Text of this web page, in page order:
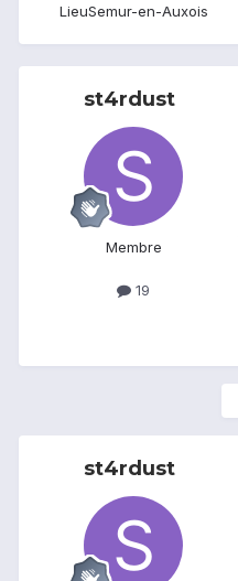
LieuSemur-en-Auxois
st4rdust
Membre
19
st4rdust